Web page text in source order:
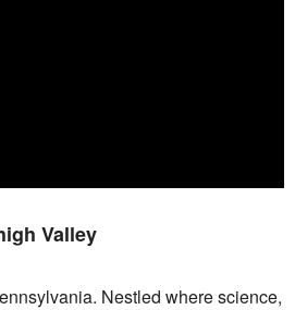
Valley
Nestled where science,